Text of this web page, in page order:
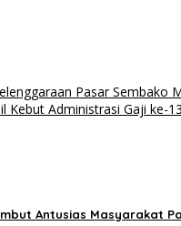
Pasar Sembako
Kebut Administrasi Gaji ke-13
Antusias Masyarakat